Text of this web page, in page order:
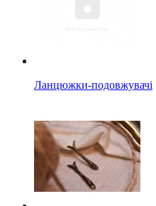
Ланцюжки-подовжувачі